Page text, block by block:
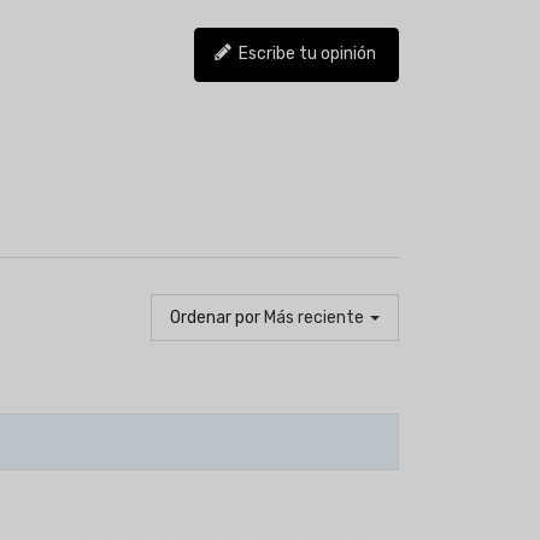
Escribe tu opinión
Ordenar por Más reciente